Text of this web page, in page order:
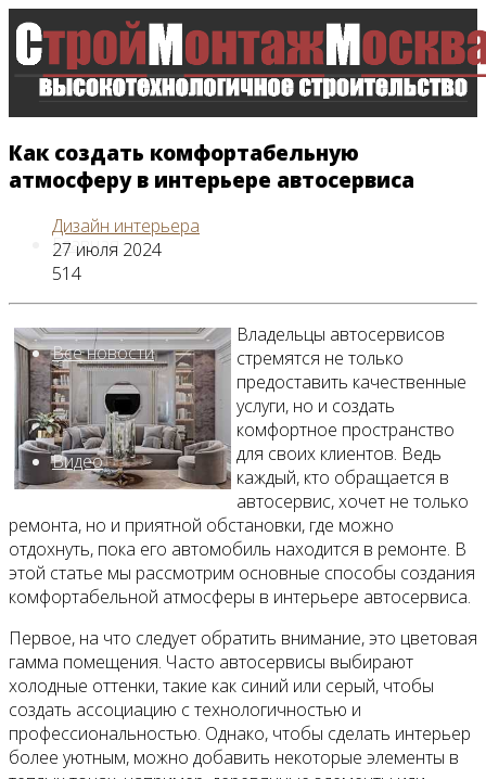
Главная
Все новости
Видео
Как создать комфортабельную
атмосферу в интерьере автосервиса
Дизайн интерьера
27 июля 2024
514
Владельцы автосервисов
стремятся не только
предоставить качественные
услуги, но и создать
комфортное пространство
для своих клиентов. Ведь
каждый, кто обращается в
автосервис, хочет не только
ремонта, но и приятной обстановки, где можно
отдохнуть, пока его автомобиль находится в ремонте. В
этой статье мы рассмотрим основные способы создания
комфортабельной атмосферы в интерьере автосервиса.
Первое, на что следует обратить внимание, это цветовая
гамма помещения. Часто автосервисы выбирают
холодные оттенки, такие как синий или серый, чтобы
создать ассоциацию с технологичностью и
профессиональностью. Однако, чтобы сделать интерьер
более уютным, можно добавить некоторые элементы в